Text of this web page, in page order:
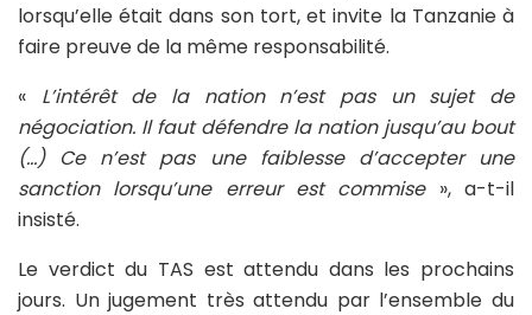
lorsqu’elle était dans son tort, et invite la Tanzanie à
faire preuve de la même responsabilité.
« L’intérêt de la nation n’est pas un sujet de
négociation. Il faut défendre la nation jusqu’au bout
(…) Ce n’est pas une faiblesse d’accepter une
sanction lorsqu’une erreur est commise», a-t-il
insisté.
Le verdict du TAS est attendu dans les prochains
jours. Un jugement très attendu par l’ensemble du